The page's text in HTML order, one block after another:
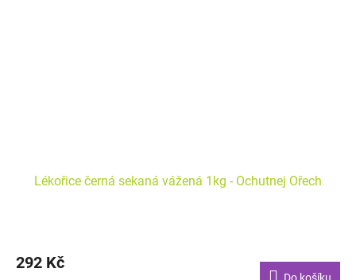
Lékořice černá sekaná vážená 1kg - Ochutnej Ořech
292 Kč